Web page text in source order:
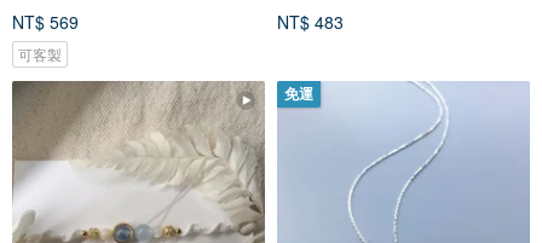
NT$ 569
可客製
NT$ 483
免運